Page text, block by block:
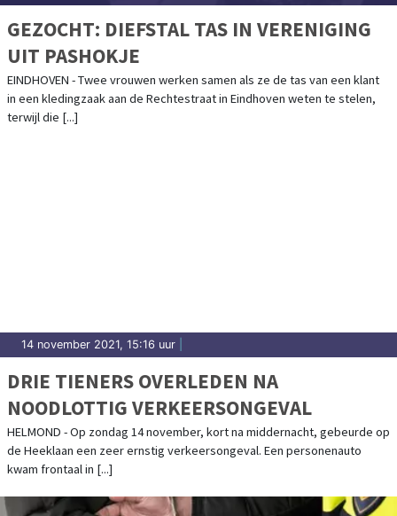
GEZOCHT: DIEFSTAL TAS IN VERENIGING
UIT PASHOKJE
EINDHOVEN - Twee vrouwen werken samen als ze de tas van een klant
in een kledingzaak aan de Rechtestraat in Eindhoven weten te stelen,
terwijl die [...]
14 november 2021, 15:16 uur
DRIE TIENERS OVERLEDEN NA
NOODLOTTIG VERKEERSONGEVAL
HELMOND - Op zondag 14 november, kort na middernacht, gebeurde op
de Heeklaan een zeer ernstig verkeersongeval. Een personenauto
kwam frontaal in [...]